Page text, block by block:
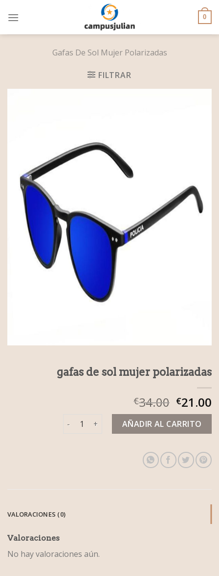
0
Gafas De Sol Mujer Polarizadas
FILTRAR
gafas de sol mujer polarizadas
€34.00 €21.00
gafas de sol mujer polarizadas cantidad
AÑADIR AL CARRITO
VALORACIONES (0)
Valoraciones
No hay valoraciones aún.